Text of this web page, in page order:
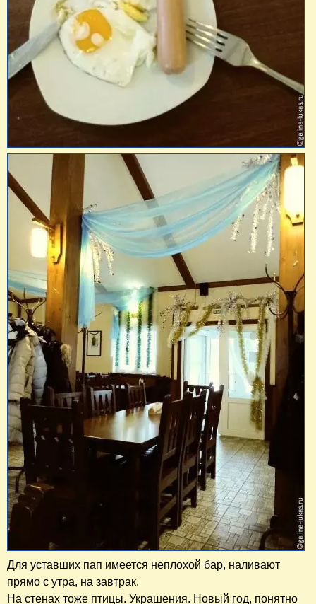
Для уставших пап имеется неплохой бар, наливают
прямо с утра, на завтрак.
На стенах тоже птицы. Украшения. Новый год, понятно